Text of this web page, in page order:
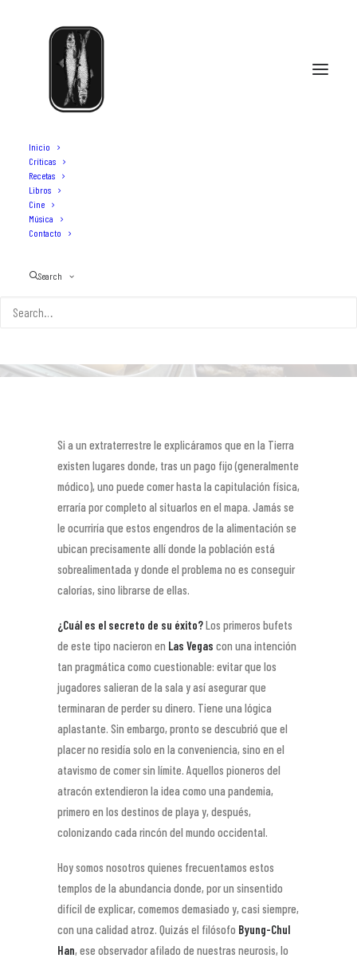
Inicio
Críticas
Recetas
Libros
Cine
Música
Contacto
Search
Si a un extraterrestre le explicáramos que en la Tierra
existen lugares donde, tras un pago fijo (generalmente
módico), uno puede comer hasta la capitulación física,
erraría por completo al situarlos en el mapa. Jamás se
le ocurriría que estos engendros de la alimentación se
ubican precisamente allí donde la población está
sobrealimentada y donde el problema no es conseguir
calorías, sino librarse de ellas.
¿Cuál es el secreto de su éxito?Los primeros bufets
de este tipo nacieron en Las Vegas con una intención
tan pragmática como cuestionable: evitar que los
jugadores salieran de la sala y así asegurar que
terminaran de perder su dinero. Tiene una lógica
aplastante. Sin embargo, pronto se descubrió que el
placer no residía solo en la conveniencia, sino en el
atavismo de comer sin límite. Aquellos pioneros del
atracón extendieron la idea como una pandemia,
primero en los destinos de playa y, después,
colonizando cada rincón del mundo occidental.
Hoy somos nosotros quienes frecuentamos estos
templos de la abundancia donde, por un sinsentido
difícil de explicar, comemos demasiado y, casi siempre,
con una calidad atroz. Quizás el filósofo Byung-Chul
Han, ese observador afilado de nuestras neurosis, lo